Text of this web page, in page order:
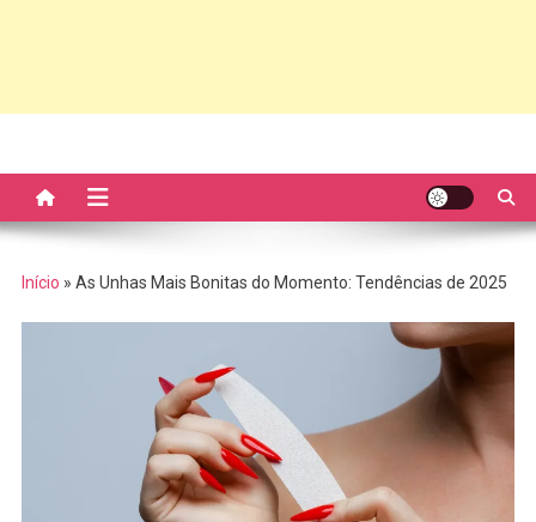
Início » As Unhas Mais Bonitas do Momento: Tendências de 2025